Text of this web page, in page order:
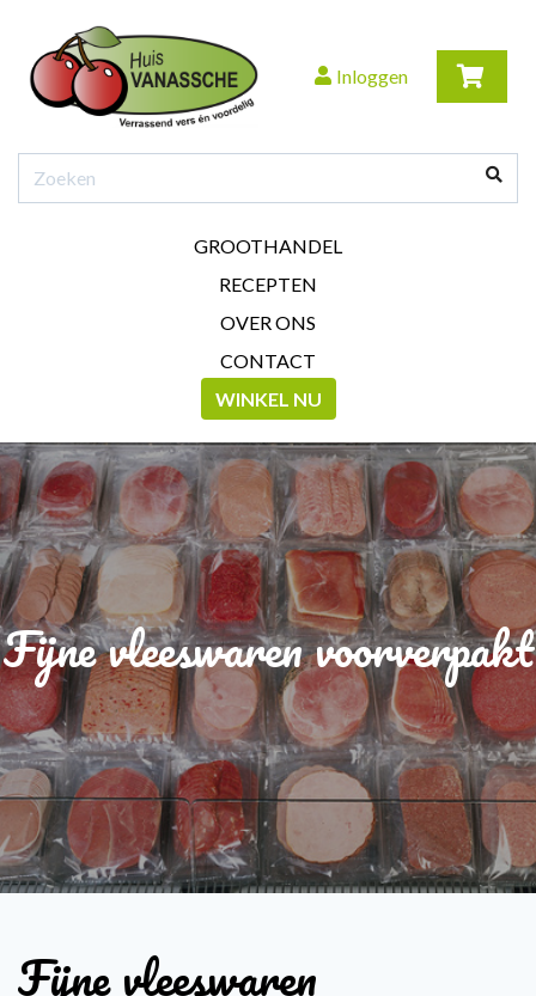
Inloggen
GROOTHANDEL
RECEPTEN
OVER ONS
CONTACT
WINKEL NU
Fijne vleeswaren voorverpakt
Fijne vleeswaren